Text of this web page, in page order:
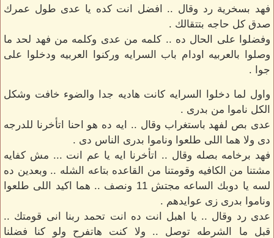
فهد بسخرية رد وقال .. افضل انت كده يا عدى طول عمرك
صدق كل حاجه بتتقالك .
وفضلوا على الحال ده .. كلمه من عدى وكلمه من فهد لحد ما
وصلوا بالعربيه اودام باب السرايه وركنوا العربيه ودخلوا على
جوا .
واول لما دخلوا السرايه كانت هاديه جدا والضوء خافت وشكل
الكل ناموا من بدرى .
عدى بص لفهد باستغراب وقال .. ايه ده هو احنا اتأخرنا للدرجه
دى ولا هما اللى طلعوا وناموا بدرى الناس دى .
فهد برخامه بصله وقال .. اتأخرنا ايه يا عم انت ... مش كفايه
مشتنا من الكافيه وقومتنا من القاعده بتاعه الشله .. وبعدين ده
لسه يا دوبك الساعه مجتش 11 ونصف .. هما اكيد اللى طلعوا
وناموا بدرى زى عوايدهم .
عدى رد وقال .. يا اهبل انت ده انت تحمد ربنا انى قومتك ..
قبل ما الشرطه توصل .. ولا كنت هاتفرح ولو كنا فضلنا